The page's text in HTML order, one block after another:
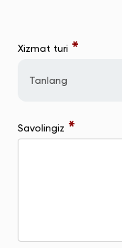
Xizmat turi *
Tanlang
Savolingiz *